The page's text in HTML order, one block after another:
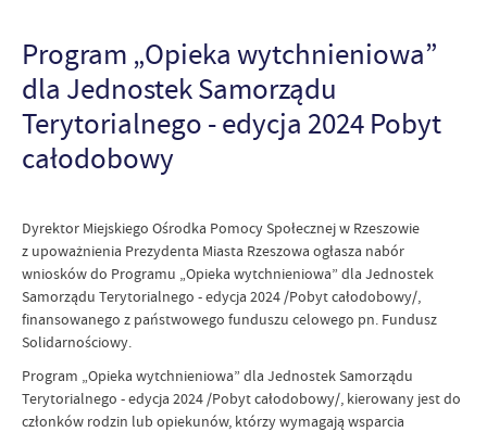
Program „Opieka wytchnieniowa”
dla Jednostek Samorządu
Terytorialnego - edycja 2024 Pobyt
całodobowy
Dyrektor Miejskiego Ośrodka Pomocy Społecznej w Rzeszowie
z upoważnienia Prezydenta Miasta Rzeszowa ogłasza nabór
wniosków do Programu „Opieka wytchnieniowa” dla Jednostek
Samorządu Terytorialnego - edycja 2024 /Pobyt całodobowy/,
finansowanego z państwowego funduszu celowego pn. Fundusz
Solidarnościowy.
Program „Opieka wytchnieniowa” dla Jednostek Samorządu
Terytorialnego - edycja 2024 /Pobyt całodobowy/, kierowany jest do
członków rodzin lub opiekunów, którzy wymagają wsparcia